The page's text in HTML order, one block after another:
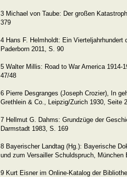
3 Michael von Taube: Der großen
379
4 Hans F. Helmholdt: Ein Vierteljahrhundert
Paderborn 2011, S. 90
5 Walter Millis: Road to War America 1914-
47/48
6 Pierre Desgranges (Joseph Crozier), In
Grethlein & Co., Leipzig/Zurich 1930, Seite
7 Hellmut G. Dahms: Grundzüge der
Darmstadt 1983, S. 169
8 Bayerischer Landtag (Hg.): Bayerische
und zum Versailler Schuldspruch, München
9 Kurt Eisner im Online-Katalog der